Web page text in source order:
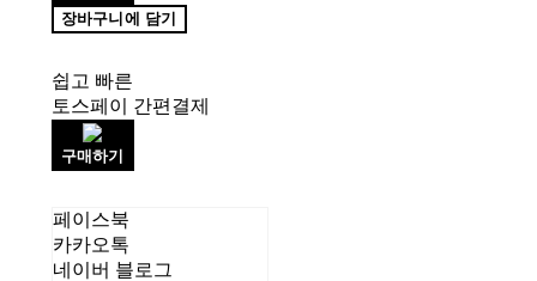
장바구니에 담기
쉽고 빠른
토스페이 간편결제
구매하기
페이스북
카카오톡
네이버 블로그